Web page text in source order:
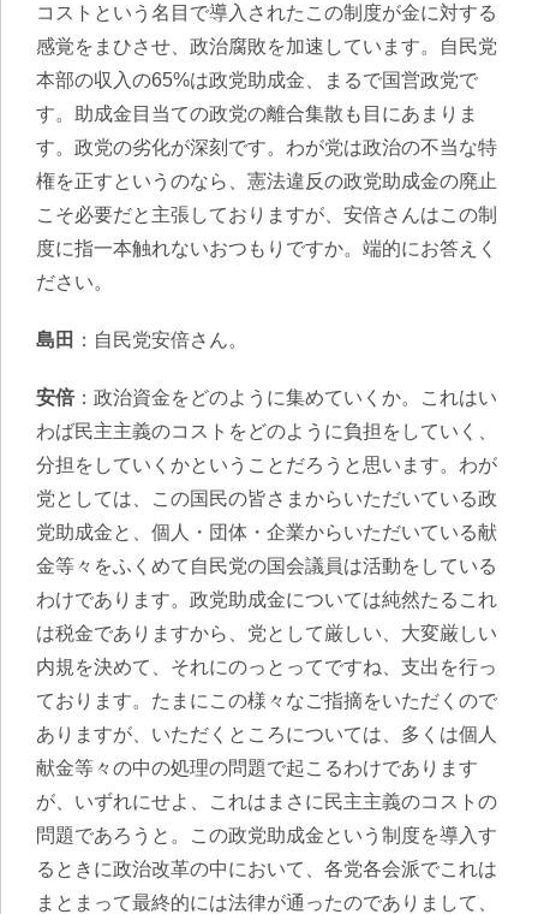
コストという名目で導入されたこの制度が金に対する
感覚をまひさせ、政治腐敗を加速しています。自民党
本部の収入の65%は政党助成金、まるで国営政党で
す。助成金目当ての政党の離合集散も目にあまりま
す。政党の劣化が深刻です。わが党は政治の不当な特
権を正すというのなら、憲法違反の政党助成金の廃止
こそ必要だと主張しておりますが、安倍さんはこの制
度に指一本触れないおつもりですか。端的にお答えく
ださい。
島田 ：自民党安倍さん。
安倍 ：政治資金をどのように集めていくか。これはい
わば民主主義のコストをどのように負担をしていく、
分担をしていくかということだろうと思います。わが
党としては、この国民の皆さまからいただいている政
党助成金と、個人・団体・企業からいただいている献
金等々をふくめて自民党の国会議員は活動をしている
わけであります。政党助成金については純然たるこれ
は税金でありますから、党として厳しい、大変厳しい
内規を決めて、それにのっとってですね、支出を行っ
ております。たまにこの様々なご指摘をいただくので
ありますが、いただくところについては、多くは個人
献金等々の中の処理の問題で起こるわけであります
が、いずれにせよ、これはまさに民主主義のコストの
問題であろうと。この政党助成金という制度を導入す
るときに政治改革の中において、各党各会派でこれは
まとまって最終的には法律が通ったのでありまして、